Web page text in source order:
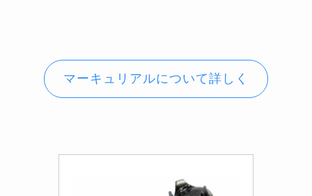
マーキュリアルについて詳しく